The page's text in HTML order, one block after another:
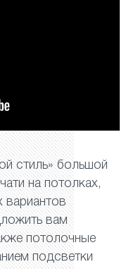
стиль» большой
на потолках,
вариантов
вам
потолочные
подсветки